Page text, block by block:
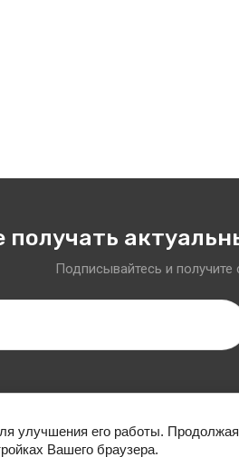
получать
Подписывайтесь и получите
НОВОСТИ ОПЛАТА
улучшения его работы.
Вашего браузера.